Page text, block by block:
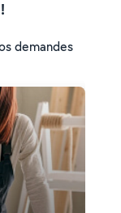
demandes